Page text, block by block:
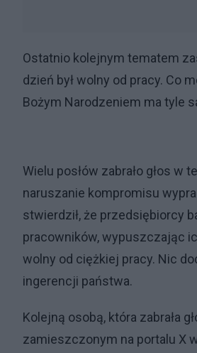
Ostatnio kolejnym tematem
dzień był wolny od pracy. Co
Bożym Narodzeniem ma tyle
Wielu posłów zabrało głos w
naruszanie kompromisu
stwierdził, że przedsiębiorcy
pracowników, wypuszczając
wolny od ciężkiej pracy. Nic
ingerencji państwa.
Kolejną osobą, która zabrała
zamieszczonym na portalu X